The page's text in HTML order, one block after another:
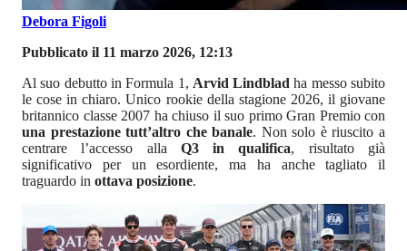
Debora Figoli
Pubblicato il 11 marzo 2026, 12:13
Al suo debutto in Formula 1, Arvid Lindblad ha messo subito
le cose in chiaro. Unico rookie della stagione 2026, il giovane
britannico classe 2007 ha chiuso il suo primo Gran Premio con
una prestazione tutt’altro che banale. Non solo è riuscito a
centrare l’accesso alla Q3 in qualifica, risultato già
significativo per un esordiente, ma ha anche tagliato il
traguardo in ottava posizione.